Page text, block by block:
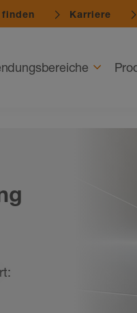
finden Karriere